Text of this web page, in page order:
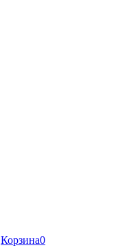
Корзина0